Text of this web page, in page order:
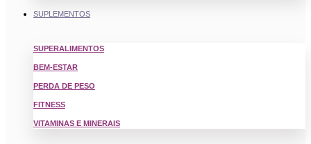
SUPLEMENTOS
SUPERALIMENTOS
BEM-ESTAR
PERDA DE PESO
FITNESS
VITAMINAS E MINERAIS